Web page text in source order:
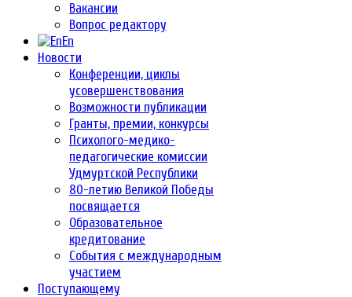
Вакансии
Вопрос редактору
En
Новости
Конференции, циклы
усовершенствования
Возможности публикации
Гранты, премии, конкурсы
Психолого-медико-
педагогические комиссии
Удмуртской Республики
80-летию Великой Победы
посвящается
Образовательное
кредитование
События с международным
участием
Поступающему